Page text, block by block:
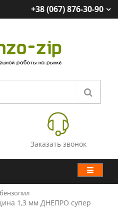
+38 (067) 876-30-90
Заказать звонок
1,3 мм ДНЕПРО супер